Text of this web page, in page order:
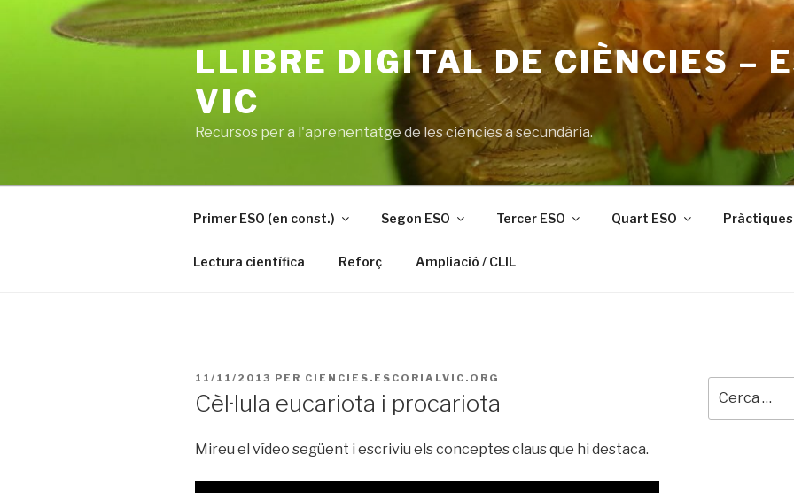
LLIBRE DIGITAL DE CIÈNCIES –
VIC
Recursos per a l'aprenentatge de les ciències a secundària.
Primer ESO (en const.) Segon ESO Tercer ESO Quart ESO
Lectura científica Reforç Ampliació / CLIL
PUBLICAT
A
11/11/2013 PER CIENCIES.ESCORIALVIC.ORG
Cèl·lula eucariota i procariota
Mireu el vídeo següent i escriviu els conceptes claus que hi destaca.